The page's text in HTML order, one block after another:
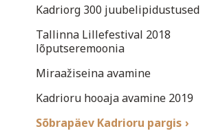
Kadriorg 300 juubelipidustused
Tallinna Lillefestival 2018
lõputseremoonia
Miraažiseina avamine
Kadrioru hooaja avamine 2019
Sõbrapäev Kadrioru pargis